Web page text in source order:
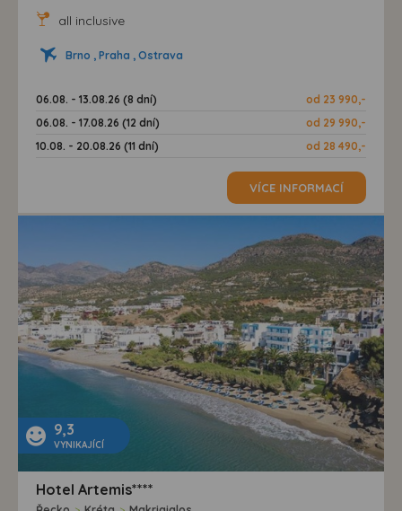
all inclusive
Brno , Praha , Ostrava
06.08. - 13.08.26 (8 dní)
od 23 990,-
06.08. - 17.08.26 (12 dní)
od 29 990,-
10.08. - 20.08.26 (11 dní)
od 28 490,-
VÍCE INFORMACÍ
9,3
VYNIKAJÍCÍ
Hotel Artemis****